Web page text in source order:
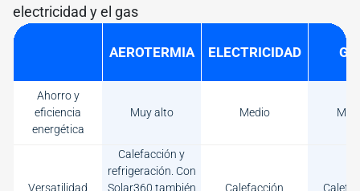
electricidad y el gas
AEROTERMIA ELECTRICIDAD
Ahorro y
eficiencia
energética
Muy alto Medio
Versatilidad
Calefacción y
refrigeración. Con
Solar360 también
Calefacción